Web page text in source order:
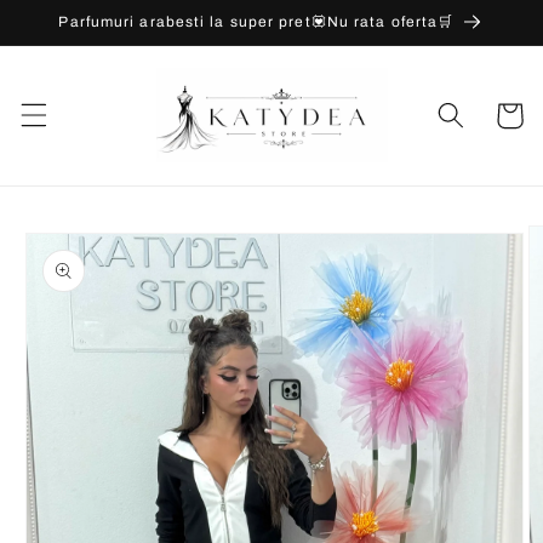
Salt la
conținut
Parfumuri arabesti la super pret💟Nu rata oferta🛒
Coș
informațiile
despre
produs